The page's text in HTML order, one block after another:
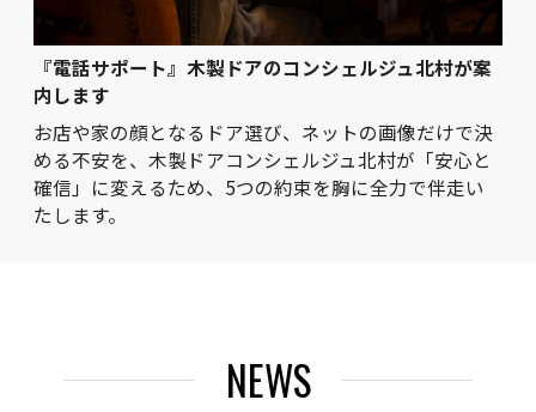
『電話サポート』木製ドアのコンシェルジュ北村が案
内します
お店や家の顔となるドア選び、ネットの画像だけで決
める不安を、木製ドアコンシェルジュ北村が「安心と
確信」に変えるため、5つの約束を胸に全力で伴走い
たします。
NEWS